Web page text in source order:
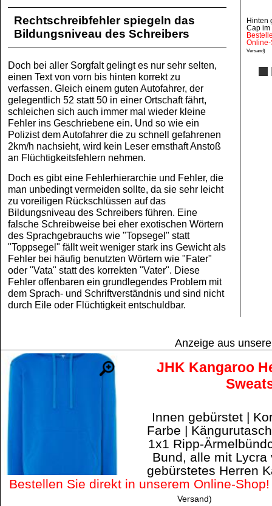
Rechtschreibfehler spiegeln das
Bildungsniveau des Schreibers
Doch bei aller Sorgfalt gelingt es nur sehr selten,
einen Text von vorn bis hinten korrekt zu
verfassen. Gleich einem guten Autofahrer, der
gelegentlich 52 statt 50 in einer Ortschaft fährt,
schleichen sich auch immer mal wieder kleine
Fehler ins Geschriebene ein. Und so wie ein
Polizist dem Autofahrer die zu schnell gefahrenen
2km/h nachsieht, wird kein Leser ernsthaft Anstoß
an Flüchtigkeitsfehlern nehmen.
Doch es gibt eine Fehlerhierarchie und Fehler, die
man unbedingt vermeiden sollte, da sie sehr leicht
zu voreiligen Rückschlüssen auf das
Bildungsniveau des Schreibers führen. Eine
falsche Schreibweise bei eher exotischen Wörtern
des Sprachgebrauchs wie "Topsegel" statt
"Toppsegel" fällt weit weniger stark ins Gewicht als
Fehler bei häufig benutzten Wörtern wie "Fater"
oder "Vata" statt des korrekten "Vater". Diese
Fehler offenbaren ein grundlegendes Problem mit
dem Sprach- und Schriftverständnis und sind nicht
durch Eile oder Flüchtigkeit entschuldbar.
Hinten
Cap im
Online-
Versand)
Anzeige aus
JHK Kangaroo
Innen gebürstet |
Farbe |
1x1 Ripp-
Bund, alle mit
gebürstetes Herren
Bestellen Sie direkt in unserem Online-Shop!
Versand)